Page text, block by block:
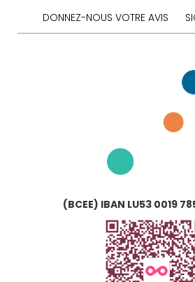
DONNEZ-NOUS VOTRE AVIS
(BCEE) IBAN LU53 0019